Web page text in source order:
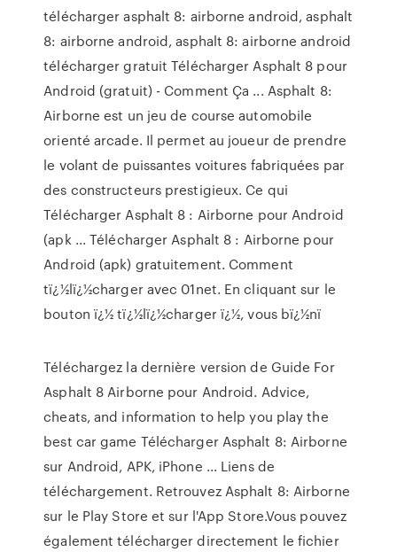
télécharger asphalt 8: airborne android, asphalt
8: airborne android, asphalt 8: airborne android
télécharger gratuit Télécharger Asphalt 8 pour
Android (gratuit) - Comment Ça ... Asphalt 8:
Airborne est un jeu de course automobile
orienté arcade. Il permet au joueur de prendre
le volant de puissantes voitures fabriquées par
des constructeurs prestigieux. Ce qui
Télécharger Asphalt 8 : Airborne pour Android
(apk ... Télécharger Asphalt 8 : Airborne pour
Android (apk) gratuitement. Comment
tï¿½lï¿½charger avec 01net. En cliquant sur le
bouton ï¿½ tï¿½lï¿½charger ï¿½, vous bï¿½nï
Téléchargez la dernière version de Guide For
Asphalt 8 Airborne pour Android. Advice,
cheats, and information to help you play the
best car game Télécharger Asphalt 8: Airborne
sur Android, APK, iPhone ... Liens de
téléchargement. Retrouvez Asphalt 8: Airborne
sur le Play Store et sur l'App Store.Vous pouvez
également télécharger directement le fichier